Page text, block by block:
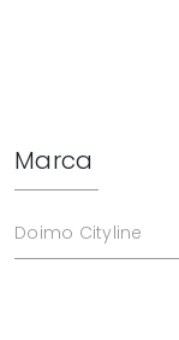
Marca
Doimo Cityline